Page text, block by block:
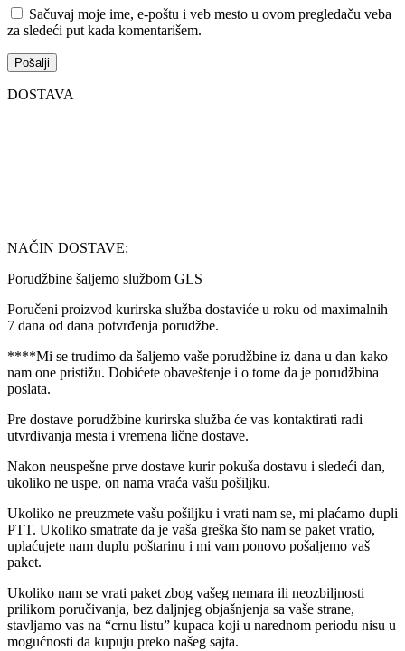
Sačuvaj moje ime, e-poštu i veb mesto u ovom pregledaču veba
za sledeći put kada komentarišem.
DOSTAVA
NAČIN DOSTAVE:
Porudžbine šaljemo službom GLS
Poručeni proizvod kurirska služba dostaviće u roku od maximalnih
7 dana od dana potvrđenja porudžbe.
****Mi se trudimo da šaljemo vaše porudžbine iz dana u dan kako
nam one pristižu. Dobićete obaveštenje i o tome da je porudžbina
poslata.
Pre dostave porudžbine kurirska služba će vas kontaktirati radi
utvrđivanja mesta i vremena lične dostave.
Nakon neuspešne prve dostave kurir pokuša dostavu i sledeći dan,
ukoliko ne uspe, on nama vraća vašu pošiljku.
Ukoliko ne preuzmete vašu pošiljku i vrati nam se, mi plaćamo dupli
PTT. Ukoliko smatrate da je vaša greška što nam se paket vratio,
uplaćujete nam duplu poštarinu i mi vam ponovo pošaljemo vaš
paket.
Ukoliko nam se vrati paket zbog vašeg nemara ili neozbiljnosti
prilikom poručivanja, bez daljnjeg objašnjenja sa vaše strane,
stavljamo vas na “crnu listu” kupaca koji u narednom periodu nisu u
mogućnosti da kupuju preko našeg sajta.